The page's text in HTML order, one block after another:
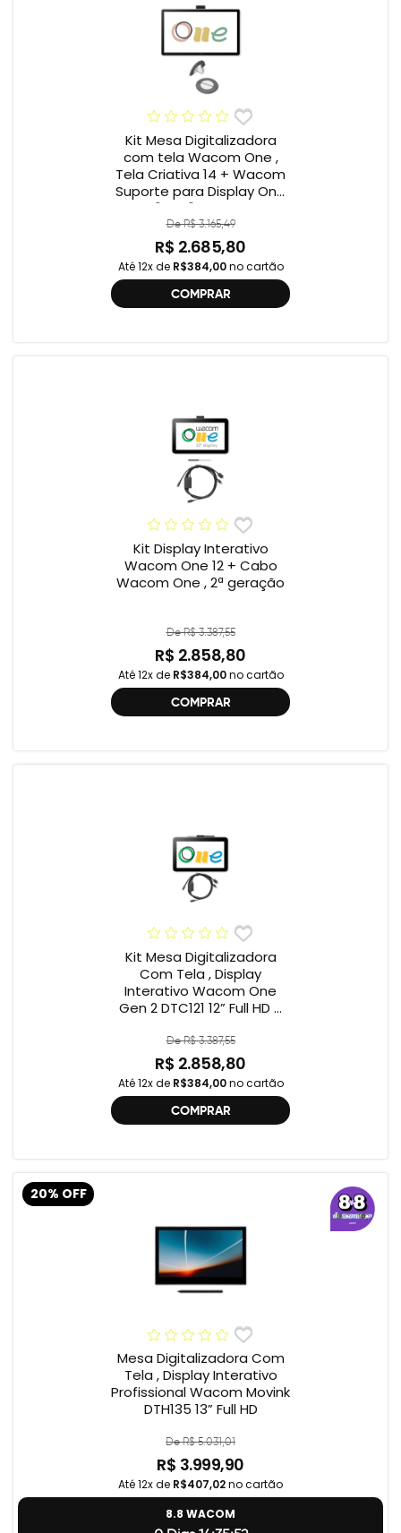
Kit Mesa Digitalizadora
com tela Wacom One ,
Tela Criativa 14 + Wacom
Suporte para Display One
12" e 13" ACK649Z
De R$ 3.165,49
R$ 2.685,80
Até 12x de R$384,00no cartão
COMPRAR
Kit Display Interativo
Wacom One 12 + Cabo
Wacom One , 2ª geração
De R$ 3.387,55
R$ 2.858,80
Até 12x de R$384,00no cartão
COMPRAR
Kit Mesa Digitalizadora
Com Tela , Display
Interativo Wacom One
Gen 2 DTC121 12” Full HD +
geração , DTC121 ,
DTH134W,
De R$ 3.387,55
R$ 2.858,80
Até 12x de R$384,00no cartão
COMPRAR
20% OFF
Mesa Digitalizadora Com
Tela , Display Interativo
Profissional Wacom Movink
DTH135 13” Full HD
De R$ 5.031,01
R$ 3.999,90
Até 12x de R$407,02no cartão
8.8 WACOM